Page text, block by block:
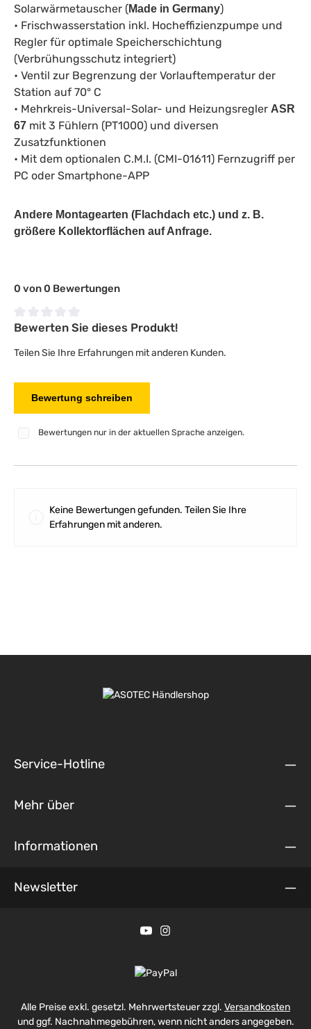
Solarwärmetauscher (Made in Germany)
• Frischwasserstation inkl. Hocheffizienzpumpe und
Regler für optimale Speicherschichtung
(Verbrühungsschutz integriert)
• Ventil zur Begrenzung der Vorlauftemperatur der
Station auf 70° C
• Mehrkreis-Universal-Solar- und Heizungsregler ASR
67 mit 3 Fühlern (PT1000) und diversen
Zusatzfunktionen
• Mit dem optionalen C.M.I. (CMI-01611) Fernzugriff per
PC oder Smartphone-APP
Andere Montagearten (Flachdach etc.) und z. B.
größere Kollektorflächen auf Anfrage.
0 von 0 Bewertungen
Durchschnittliche Bewertung von 0 von 5 Sternen
Bewerten Sie dieses Produkt!
Teilen Sie Ihre Erfahrungen mit anderen Kunden.
Bewertung schreiben
Bewertungen nur in der aktuellen Sprache anzeigen.
Keine Bewertungen gefunden. Teilen Sie Ihre
Erfahrungen mit anderen.
Service-Hotline
Mehr über
Informationen
Newsletter
Alle Preise exkl. gesetzl. Mehrwertsteuer zzgl. Versandkosten
und ggf. Nachnahmegebühren, wenn nicht anders angegeben.